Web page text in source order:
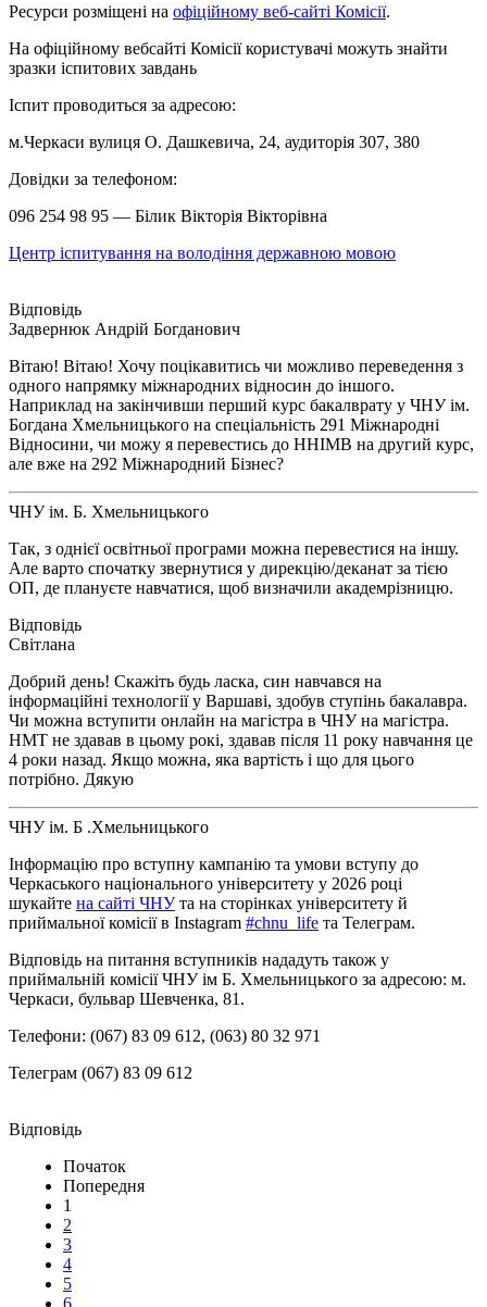
Ресурси розміщені на офіційному веб-сайті Комісії.
На офіційному вебсайті Комісії користувачі можуть знайти
зразки іспитових завдань
Іспит проводиться за адресою:
м.Черкаси вулиця О. Дашкевича, 24, аудиторія 307, 380
Довідки за телефоном:
096 254 98 95 — Білик Вікторія Вікторівна
Центр іспитування на володіння державною мовою
Задвернюк Андрій Богданович
Вітаю! Вітаю! Хочу поцікавитись чи можливо переведення з
одного напрямку міжнародних відносин до іншого.
Наприклад на закінчивши перший курс бакалврату у ЧНУ ім.
Богдана Хмельницького на спеціальність 291 Міжнародні
Відносини, чи можу я перевестись до ННІМВ на другий курс,
але вже на 292 Міжнародний Бізнес?
ЧНУ ім. Б. Хмельницького
Так, з однієї освітньої програми можна перевестися на іншу.
Але варто спочатку звернутися у дирекцію/деканат за тією
ОП, де плануєте навчатися, щоб визначили академрізницю.
Світлана
Добрий день! Скажіть будь ласка, син навчався на
інформаційні технології у Варшаві, здобув ступінь бакалавра.
Чи можна вступити онлайн на магістра в ЧНУ на магістра.
НМТ не здавав в цьому рокі, здавав після 11 року навчання це
4 роки назад. Якщо можна, яка вартість і що для цього
потрібно. Дякую
ЧНУ ім. Б .Хмельницького
Інформацію про вступну кампанію та умови вступу до
Черкаського національного університету у 2026 році
шукайте на сайті ЧНУта на сторінках університету й
приймальної комісії в Іnstagram #chnu_life та Телеграм.
Відповідь на питання вступників нададуть також у
приймальній комісії ЧНУ ім Б. Хмельницького за адресою: м.
Черкаси, бульвар Шевченка, 81.
Телефони: (067) 83 09 612, (063) 80 32 971
Телеграм (067) 83 09 612
Початок
Попередня
1
2
3
4
5
6